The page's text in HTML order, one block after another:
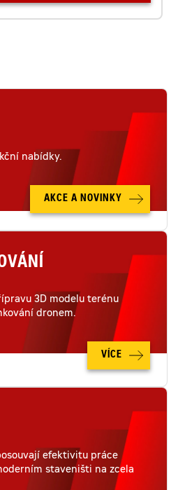
nabídky.
AKCE A NOVINKY
3D modelu terénu
dronem.
VÍCE
efektivitu práce
staveništi na zcela